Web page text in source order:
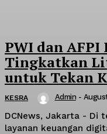
PWI dan
Tingkatkan
untuk Tekan
KESRA Admin -
DCNews, Jakarta - Di
layanan keuangan